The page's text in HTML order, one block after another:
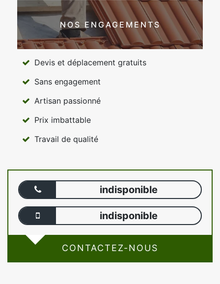
NOS ENGAGEMENTS
Devis et déplacement gratuits
Sans engagement
Artisan passionné
Prix imbattable
Travail de qualité
indisponible
indisponible
CONTACTEZ-NOUS